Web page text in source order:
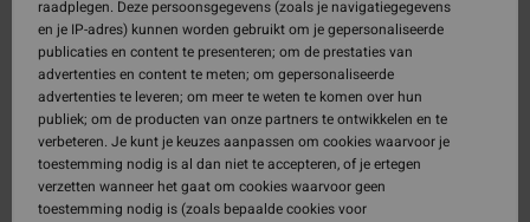
raadplegen. Deze persoonsgegevens (zoals je navigatiegegevens
en je IP-adres) kunnen worden gebruikt om je gepersonaliseerde
publicaties en content te presenteren; om de prestaties van
advertenties en content te meten; om gepersonaliseerde
advertenties te leveren; om meer te weten te komen over hun
publiek; om de producten van onze partners te ontwikkelen en te
verbeteren. Je kunt je keuzes aanpassen om cookies waarvoor je
toestemming nodig is al dan niet te accepteren, of je ertegen
verzetten wanneer het gaat om cookies waarvoor geen
toestemming nodig is (zoals bepaalde cookies voor